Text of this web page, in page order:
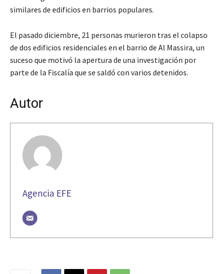
similares de edificios en barrios populares.
El pasado diciembre, 21 personas murieron tras el colapso
de dos edificios residenciales en el barrio de Al Massira, un
suceso que motivó la apertura de una investigación por
parte de la Fiscalía que se saldó con varios detenidos.
Autor
Agencia EFE